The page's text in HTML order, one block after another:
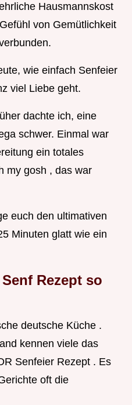
Hausmannskost
von Gemütlichkeit
wie einfach Senfeier
viel Liebe geht.
dachte ich, eine
schwer. Einmal war
ein totales
my gosh , das war
euch den ultimativen
Minuten glatt wie ein
Senf Rezept so
deutsche Küche .
kennen viele das
Senfeier Rezept . Es
oft die